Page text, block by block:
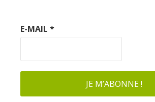
E-MAIL *